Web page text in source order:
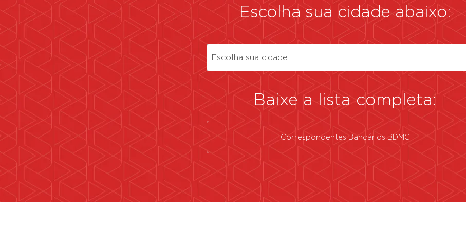
Escolha sua cidade abaixo:
Escolha sua cidade
Baixe a lista completa:
Correspondentes Bancários BDMG